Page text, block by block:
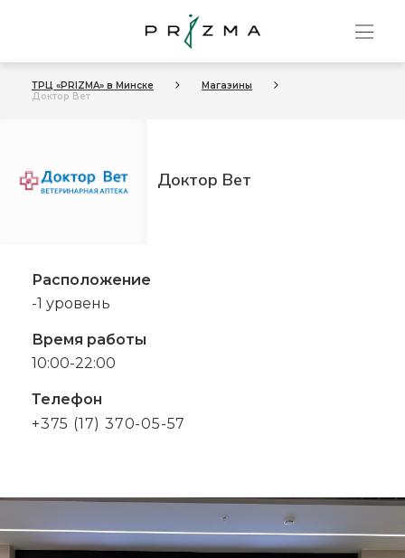
ТРЦ «PRIZMA» в Минске
Магазины
Доктор Вет
Доктор Вет
Расположение
-1 уровень
Время работы
10:00-22:00
Телефон
+375 (17) 370-05-57